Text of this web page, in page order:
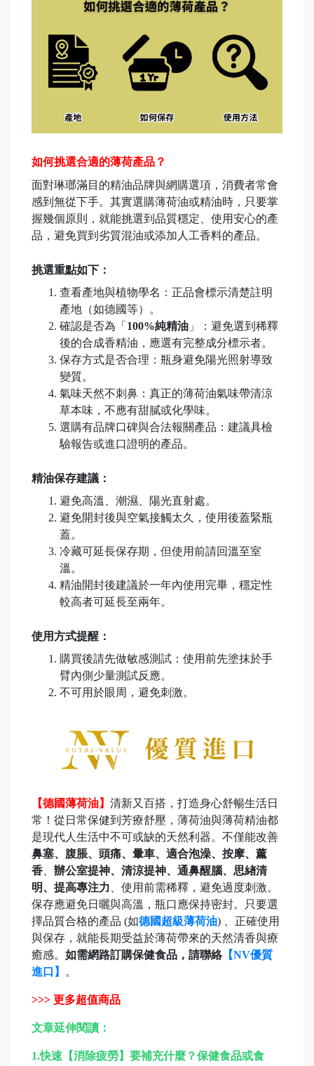
如何挑選合適的薄荷產品？
面對琳瑯滿目的精油品牌與網購選項，消費者常會
感到無從下手。其實選購薄荷油或精油時，只要掌
握幾個原則，就能挑選到品質穩定、使用安心的產
品，避免買到劣質混油或添加人工香料的產品。
挑選重點如下：
查看產地與植物學名：正品會標示清楚註明
產地（如德國等）。
確認是否為「 100%純精油 」：避免選到稀釋
後的合成香精油，應選有完整成分標示者。
保存方式是否合理：瓶身避免陽光照射導致
變質。
氣味天然不刺鼻：真正的薄荷油氣味帶清涼
草本味，不應有甜膩或化學味。
選購有品牌口碑與合法報關產品：建議具檢
驗報告或進口證明的產品。
精油保存建議：
避免高溫、潮濕、陽光直射處。
避免開封後與空氣接觸太久，使用後蓋緊瓶
蓋。
冷藏可延長保存期，但使用前請回溫至室
溫。
精油開封後建議於一年內使用完畢，穩定性
較高者可延長至兩年。
使用方式提醒：
購買後請先做敏感測試：使用前先塗抹於手
臂內側少量測試反應。
不可用於眼周，避免刺激。
【德國薄荷油】 清新又百搭，打造身心舒暢生活日
常！從日常保健到芳療舒壓，薄荷油與薄荷精油都
是現代人生活中不可或缺的天然利器。不僅能改善
鼻塞、腹脹、頭痛、暈車、適合泡澡、按摩、薰
香
辦公室提神、清涼提神、通鼻醒腦、思緖清
明、提高專注力 、使用前需稀釋，避免過度刺激。
保存應避免日曬與高溫，瓶口應保持密封。只要選
擇品質合格的產品 (如德國超級薄荷油) 、正確使用
與保存，就能長期受益於薄荷帶來的天然清香與療
癒感。 如需網路訂購保健食品，請聯絡【NV優質
進口】
。
>>> 更多超值商品
文章延伸閱讀：
1.快速【消除疲勞】要補充什麼？保健食品或食